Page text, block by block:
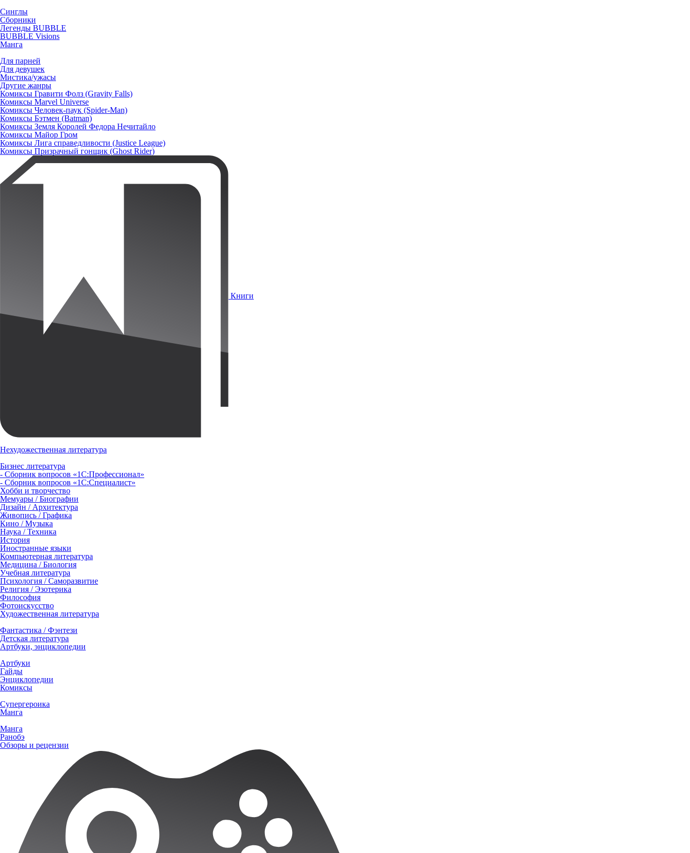
Синглы
Сборники
Легенды BUBBLE
BUBBLE Visions
Манга
Для парней
Для девушек
Мистика/ужасы
Другие жанры
Комиксы Гравити Фолз (Gravity Falls)
Комиксы Marvel Universe
Комиксы Человек-паук (Spider-Man)
Комиксы Бэтмен (Batman)
Комиксы Земля Королей Федора Нечитайло
Комиксы Майор Гром
Комиксы Лига справедливости (Justice League)
Комиксы Призрачный гонщик (Ghost Rider)
Книги
Нехудожественная литература
Бизнес литература
- Сборник вопросов «1С:Профессионал»
- Сборник вопросов «1С:Специалист»
Хобби и творчество
Мемуары / Биографии
Дизайн / Архитектура
Живопись / Графика
Кино / Музыка
Наука / Техника
История
Иностранные языки
Компьютерная литература
Медицина / Биология
Учебная литература
Психология / Саморазвитие
Религия / Эзотерика
Философия
Фотоискусство
Художественная литература
Фантастика / Фэнтези
Детская литература
Артбуки, энциклопедии
Артбуки
Гайды
Энциклопедии
Комиксы
Супергероика
Манга
Манга
Ранобэ
Обзоры и рецензии